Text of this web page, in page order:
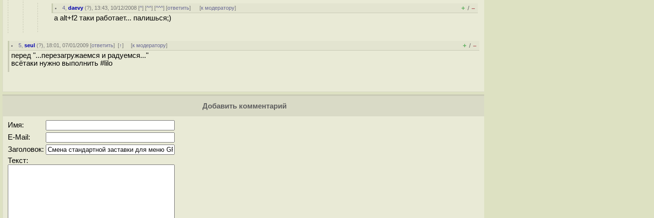
4 ,daevy (?), 13:43, 10/12/2008 [^] [^^] [^^^] [ответить] [к модератору] + / –
а alt+f2 таки работает... палишься;)
5 ,seul (?), 18:01, 07/01/2009 [ответить][↑] [к модератору] + / –
перед "...перезагружаемся и радуемся..."
всётаки нужно выполнить #lilo
Добавить комментарий
Имя:
E-Mail:
Заголовок:
Текст: